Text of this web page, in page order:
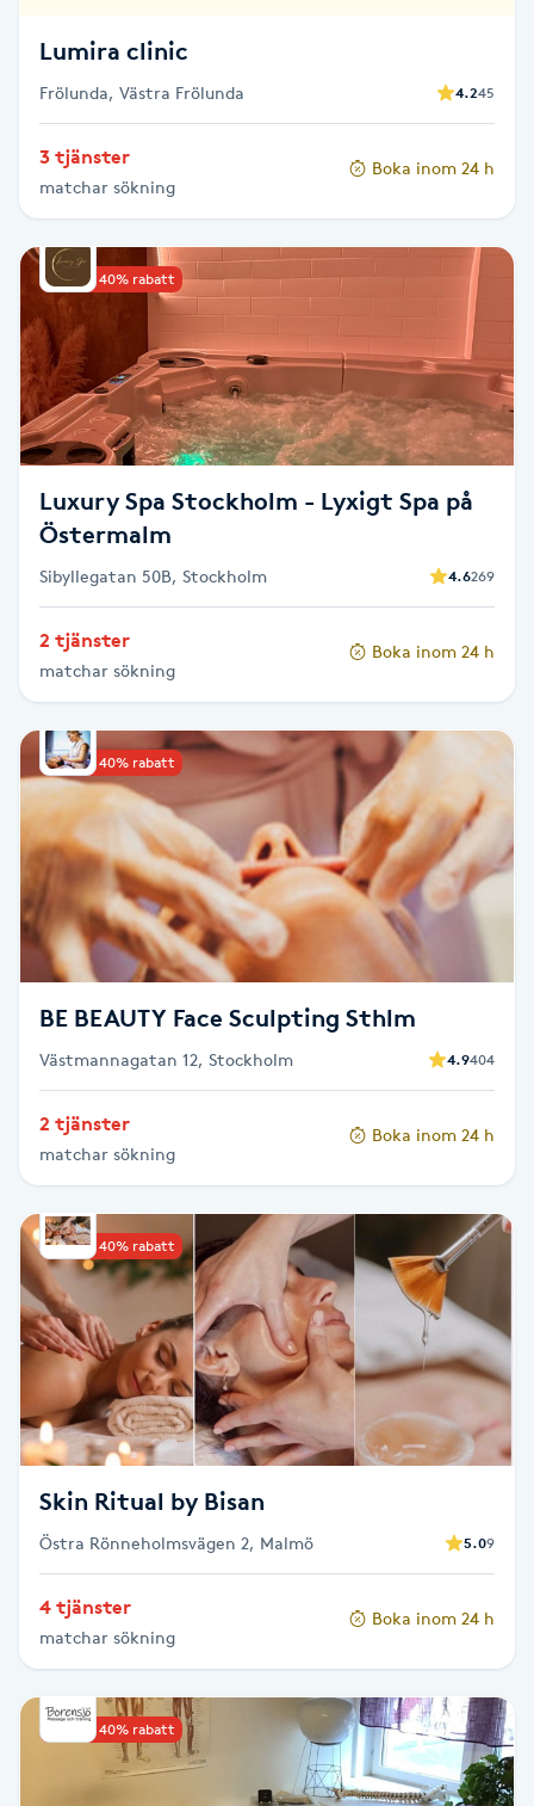
Gel naglar
Gelenaglar
Gellack
Gellack med förstärkning
Gravidmassage
Gravidyoga
Gruppträning
Gua Sha-massage
Hatha Yoga
Headspa
Healing
Herrklippning
HIFU
Hollywood Peel
Hot yoga
Hudföryngring
Huduppstramning
Hudvård
Hyaluronsyra
Hypnos
Hårborttagning
Hårförlängning
Lumira clinic
Frölunda, Västra Frölunda 4.245
3 tjänster
matchar sökning
Boka inom 24 h
Upp till 40% rabatt
Luxury Spa Stockholm - Lyxigt Spa på
Östermalm
Sibyllegatan 50B, Stockholm 4.6269
2 tjänster
matchar sökning
Boka inom 24 h
Upp till 40% rabatt
BE BEAUTY Face Sculpting Sthlm
Västmannagatan 12, Stockholm 4.9404
2 tjänster
matchar sökning
Boka inom 24 h
Upp till 40% rabatt
Skin Ritual by Bisan
Östra Rönneholmsvägen 2, Malmö 5.09
4 tjänster
matchar sökning
Boka inom 24 h
Upp till 40% rabatt